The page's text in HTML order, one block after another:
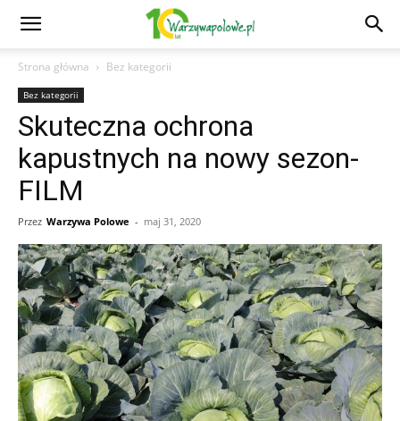
Strona główna Bez kategorii
Bez kategorii
Skuteczna ochrona
kapustnych na nowy sezon-
FILM
Przez Warzywa Polowe - maj 31, 2020